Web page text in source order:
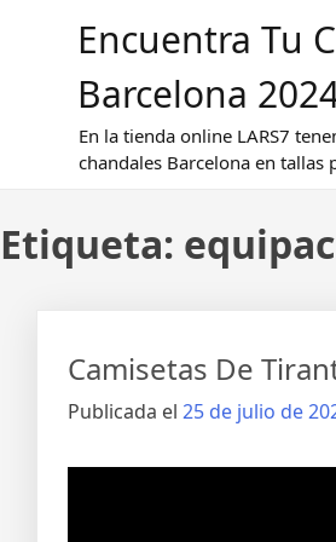
Encuentra Tu
Barcelona
En la tienda online LARS7
chandales Barcelona en tallas
Etiqueta:
Camisetas De
Publicada el 25 de julio de